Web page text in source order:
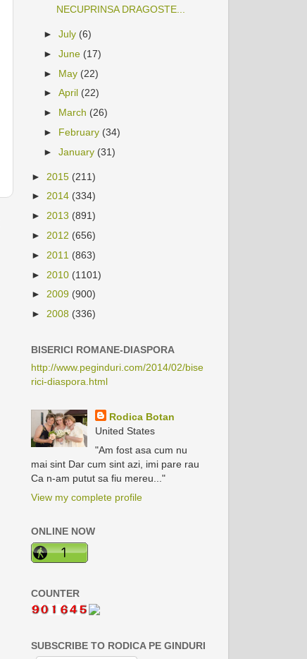
NECUPRINSA DRAGOSTE...
►July (6)
►June (17)
► May (22)
►April (22)
► March (26)
► February (34)
►January (31)
► 2015 (211)
► 2014 (334)
► 2013 (891)
► 2012 (656)
► 2011 (863)
► 2010 (1101)
► 2009 (900)
► 2008 (336)
BISERICI ROMANE-DIASPORA
http://www.peginduri.com/2014/02/bise
rici-diaspora.html
Rodica Botan
United States
"Am fost asa cum nu
mai sint Dar cum sint azi, imi pare rau
Ca n-am putut sa fiu mereu..."
View my complete profile
ONLINE NOW
COUNTER
SUBSCRIBE TO RODICA PE GINDURI